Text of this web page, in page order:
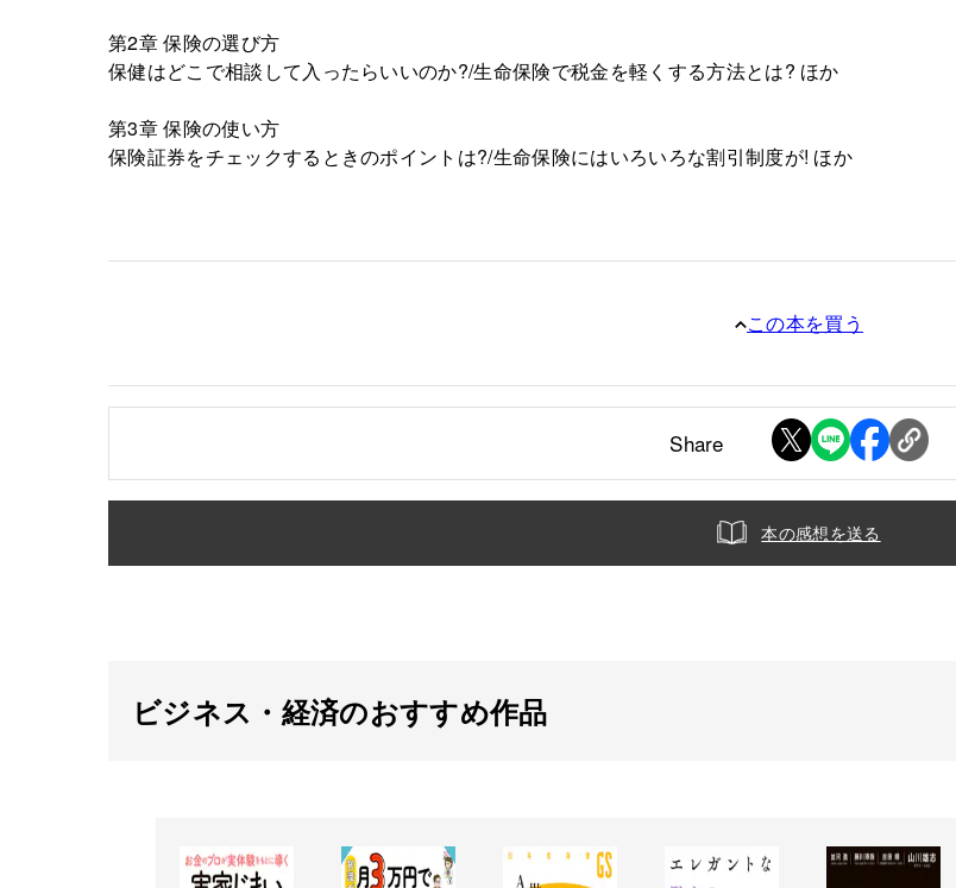
第2章 保険の選び方
保健はどこで相談して入ったらいいのか?/生命保険で税金を軽くする方法とは? ほか
第3章 保険の使い方
保険証券をチェックするときのポイントは?/生命保険にはいろいろな割引制度が! ほか
この本を買う
Share
本の感想を送る
ビジネス・経済のおすすめ作品